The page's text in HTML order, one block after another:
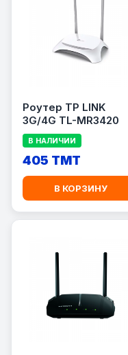
Роутер TP LINK
3G/4G TL-MR3420
В НАЛИЧИИ
405 TMT
В КОРЗИНУ